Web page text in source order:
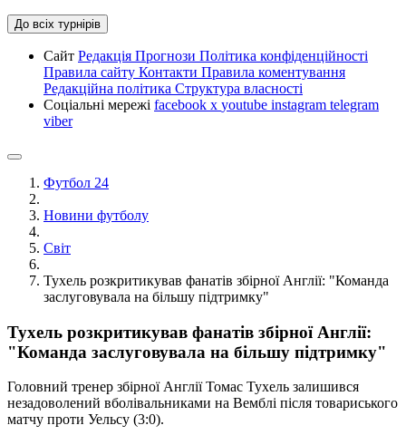
До всіх турнірів
Сайт Редакція Прогнози Політика конфіденційності
Правила сайту Контакти Правила коментування
Редакційна політика Структура власності
Соціальні мережі facebook x youtube instagram telegram
viber
Футбол 24
Новини футболу
Світ
Тухель розкритикував фанатів збірної Англії: "Команда
заслуговувала на більшу підтримку"
Тухель розкритикував фанатів збірної Англії:
"Команда заслуговувала на більшу підтримку"
Головний тренер збірної Англії Томас Тухель залишився
незадоволений вболівальниками на Вемблі після товариського
матчу проти Уельсу (3:0).